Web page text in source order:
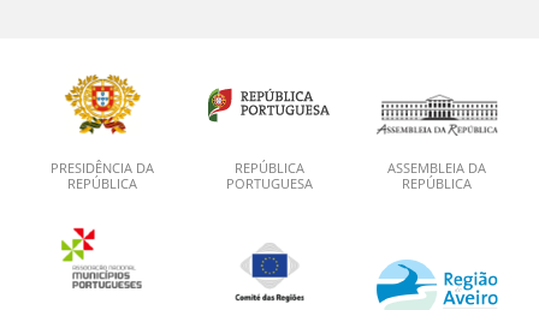
PRESIDÊNCIA DA
REPÚBLICA
REPÚBLICA
PORTUGUESA
ASSEMBLEIA DA
REPÚBLICA